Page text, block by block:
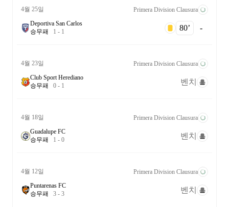
4월 25일
Primera Division Clausura
Deportiva San Carlos
승무패 1 - 1 80‎’‎ -
4월 23일
Primera Division Clausura
Club Sport Herediano
승무패 0 - 1 벤치
4월 18일
Primera Division Clausura
Guadalupe FC
승무패 1 - 0 벤치
4월 12일
Primera Division Clausura
Puntarenas FC
승무패 3 - 3 벤치